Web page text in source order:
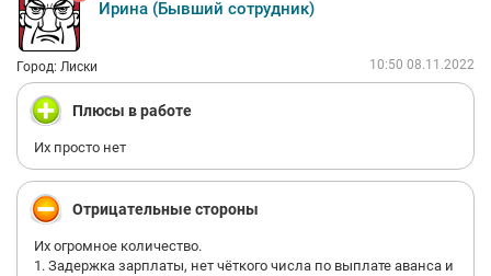
Ирина (Бывший сотрудник)
Город: Лиски 10:50 08.11.2022
Плюсы в работе
Их просто нет
Отрицательные стороны
Их огромное количество.
1. Задержка зарплаты, нет чёткого числа по выплате аванса и